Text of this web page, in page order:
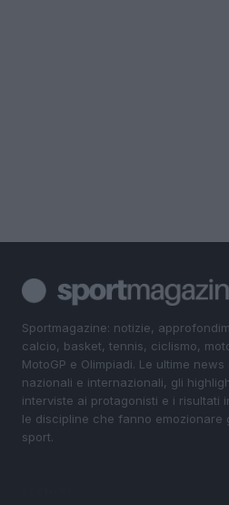
Sportmagazine: notizie,
calcio, basket, tennis, ciclismo,
MotoGP e Olimpiadi. Le ultime
nazionali e internazionali, gli
interviste ai protagonisti e i risultati
le discipline che fanno emozionare
sport.